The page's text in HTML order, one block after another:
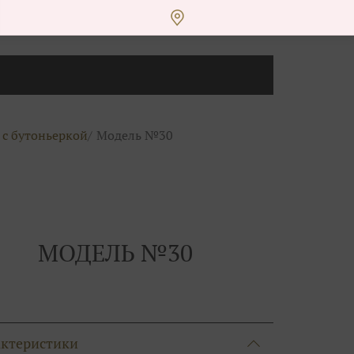
бутоньеркой Модель №30
МОДЕЛЬ №30